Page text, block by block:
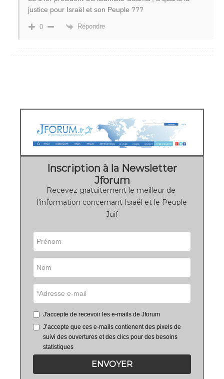
justice pour Israël et son Peuple ???
0 Répondre
Inscription à la Newsletter
Jforum
Recevez gratuitement le meilleur de
l'information concernant Israël et le Peuple
Juif
J'accepte de recevoir les e-mails de Jforum
J’accepte que ces e-mails contienent des pixels de
suivi des ouvertures et des clics pour des besoins
statistiques
ENVOYER